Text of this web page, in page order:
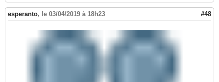
esperanto, le 03/04/2019 à 18h23 #48